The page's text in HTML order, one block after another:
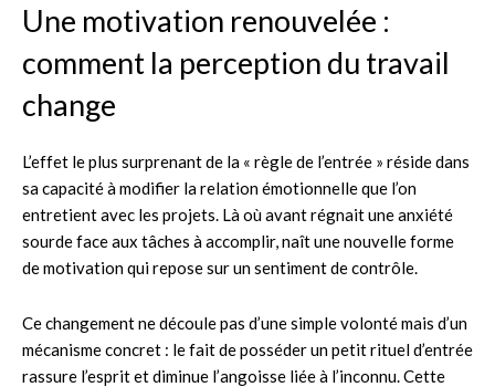
Une motivation renouvelée :
comment la perception du travail
change
L’effet le plus surprenant de la « règle de l’entrée » réside dans
sa capacité à modifier la relation émotionnelle que l’on
entretient avec les projets. Là où avant régnait une anxiété
sourde face aux tâches à accomplir, naît une nouvelle forme
de motivation qui repose sur un sentiment de contrôle.
Ce changement ne découle pas d’une simple volonté mais d’un
mécanisme concret : le fait de posséder un petit rituel d’entrée
rassure l’esprit et diminue l’angoisse liée à l’inconnu. Cette